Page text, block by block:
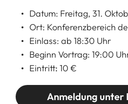
Datum: Freitag, 31.
Ort: Konferenzbereich
Einlass: ab 18:30 Uhr
Beginn Vortrag: 19:00
Eintritt: 10 €
Anmeldung unter